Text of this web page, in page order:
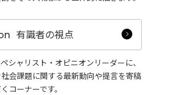
”のPerspectives
有識者の視点
シャリスト・オピニオンリーダーに、
会課題に関する最新動向や提言を寄稿
コーナーです。